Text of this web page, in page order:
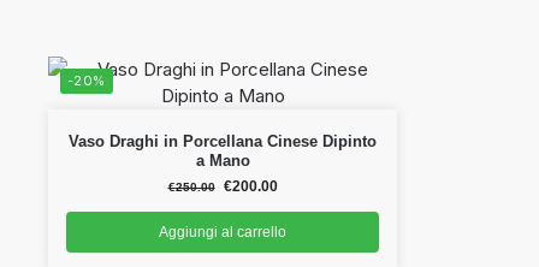
-20%
Vaso Draghi in Porcellana Cinese Dipinto
a Mano
€250.00 €200.00
Aggiungi al carrello